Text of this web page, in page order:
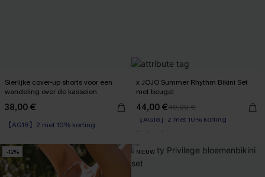
Sierlijke cover-up shorts voor een
wandeling over de kasseien
38,00 €
【AG18】2 met 10% korting
x JOJO Summer Rhythm Bikini Set
met beugel
44,00 €49,00 €
【AG18】2 met 10% korting
Underwire
-12% NIEUW